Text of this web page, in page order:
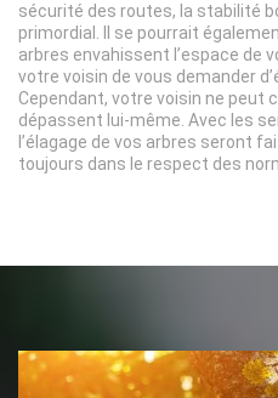
sécurité des routes, la stabilité
primordial. Il se pourrait
arbres envahissent l’espace de
votre voisin de vous demander
Cependant, votre voisin ne peut
dépassent lui-même. Avec les
l’élagage de vos arbres seront
toujours dans le respect des